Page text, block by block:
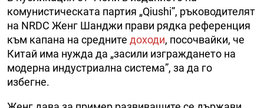
комунистическата партия „Qiushi”, ръководителят
на NRDC Женг Шанджи прави рядка референция
към капана на средните доходи, посочвайки, че
Китай има нужда да „засили изграждането на
модерна индустриална система”, за да го
избегне.